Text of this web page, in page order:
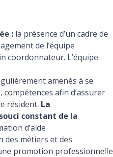
: la présence d’un cadre de
de l’équipe
coordonnateur. L’équipe
amenés à se
afin d’assurer
résident. La
constant de la
d’aide
des métiers et des
promotion professionnelle